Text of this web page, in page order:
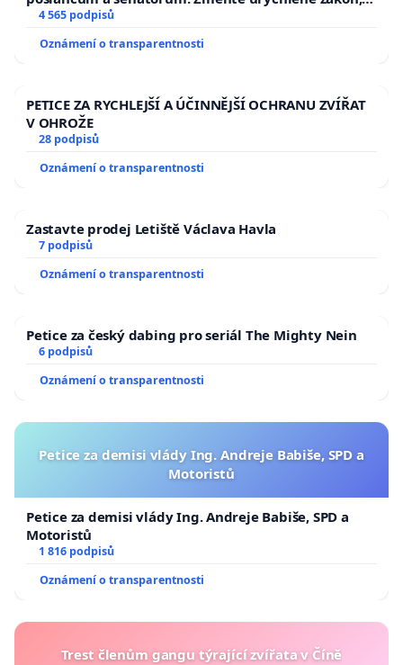
aby se tragédie malé Viktorky už nemohla opakovat!
4 565 podpisů
Oznámení o transparentnosti
PETICE ZA RYCHLEJŠÍ A ÚČINNĚJŠÍ OCHRANU ZVÍŘAT
V OHROŽE
28 podpisů
Oznámení o transparentnosti
Zastavte prodej Letiště Václava Havla
7 podpisů
Oznámení o transparentnosti
Petice za český dabing pro seriál The Mighty Nein
6 podpisů
Oznámení o transparentnosti
Petice za demisi vlády Ing. Andreje Babiše, SPD a
Motoristů
Petice za demisi vlády Ing. Andreje Babiše, SPD a
Motoristů
1 816 podpisů
Oznámení o transparentnosti
Trest členům gangu týrající zvířata v Číně